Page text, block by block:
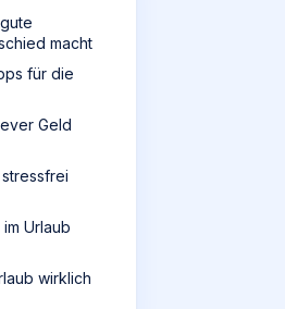
macht
für die
Geld
Urlaub
wirklich